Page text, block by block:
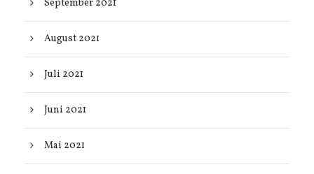
September 2021
August 2021
Juli 2021
Juni 2021
Mai 2021